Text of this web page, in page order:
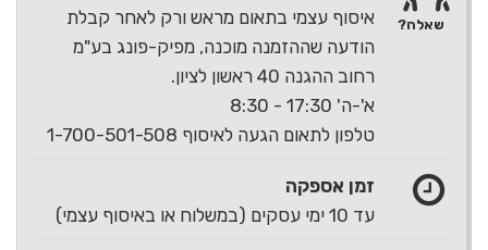
איסוף עצמי בתאום מראש ורק לאחר קבלת
הודעה שההזמנה מוכנה, מפיק-פונג בע"מ
רחוב ההגנה 40 ראשון לציון.
א'-ה' 17:30 - 8:30
טלפון לתאום הגעה לאיסוף 1-700-501-508
זמן אספקה
עד 10 ימי עסקים (במשלוח או באיסוף עצמי)
שאלה?